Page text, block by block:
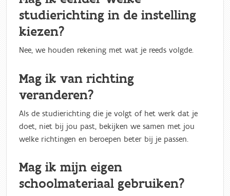
studierichting in de instelling
kiezen?
Nee, we houden rekening met wat je reeds volgde.
Mag ik van richting
veranderen?
Als de studierichting die je volgt of het werk dat je
doet, niet bij jou past, bekijken we samen met jou
welke richtingen en beroepen beter bij je passen.
Mag ik mijn eigen
schoolmateriaal gebruiken?